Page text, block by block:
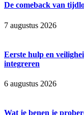
De comeback van
7 augustus 2026
Eerste hulp en
integreren
6 augustus 2026
Wat je benen je